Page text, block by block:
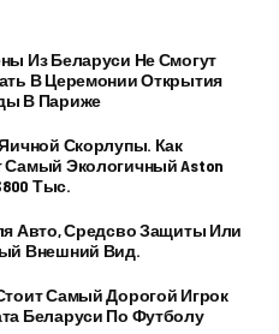
Из Беларуси Не Смогут
В Церемонии Открытия
В Париже
Скорлупы. Как
Самый Экологичный Aston
Тыс.
Авто, Средсво Защиты Или
Внешний Вид.
Самый Дорогой Игрок
Беларуси По Футболу